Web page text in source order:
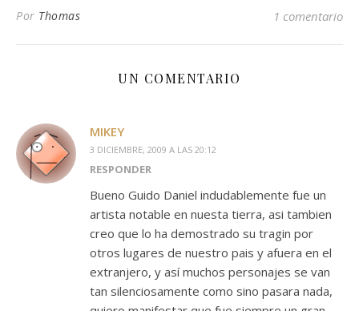
Por Thomas 1 comentario
UN COMENTARIO
MIKEY
3 DICIEMBRE, 2009 A LAS 20:12
RESPONDER
Bueno Guido Daniel indudablemente fue un
artista notable en nuesta tierra, asi tambien
creo que lo ha demostrado su tragin por
otros lugares de nuestro pais y afuera en el
extranjero, y así muchos personajes se van
tan silenciosamente como sino pasara nada,